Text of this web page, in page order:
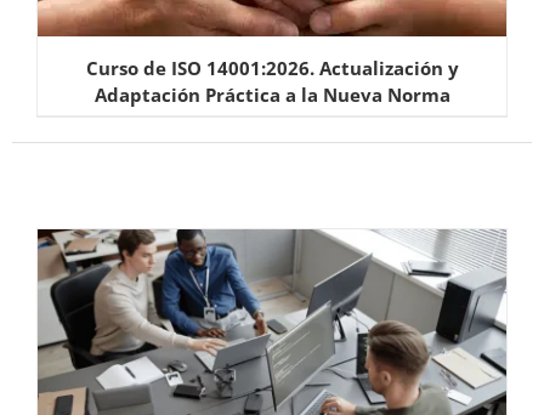
Curso de ISO 14001:2026. Actualización y
Adaptación Práctica a la Nueva Norma